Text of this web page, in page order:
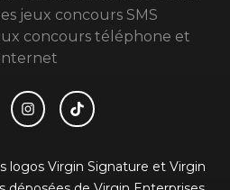
jeux concours SMS
concours téléphone et
internet
logos Virgin Signature et Virgin